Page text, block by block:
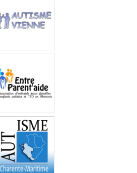
Entre Parent’aide
Autisme Charente-
Maritime